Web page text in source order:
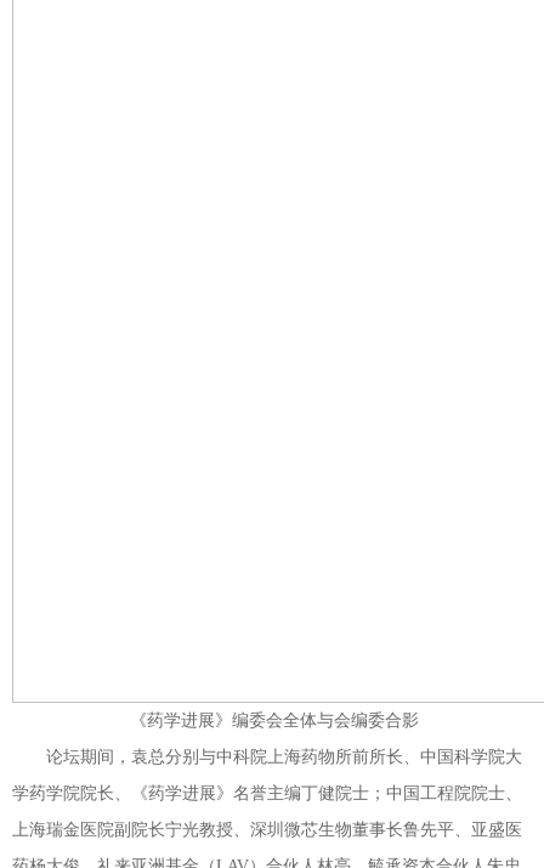
《药学进展》编委会全体与会编委合影
论坛期间，袁总分别与中科院上海药物所前所长、中国科学院大
学药学院院长、《药学进展》名誉主编丁健院士；中国工程院院士、
上海瑞金医院副院长宁光教授、深圳微芯生物董事长鲁先平、亚盛医